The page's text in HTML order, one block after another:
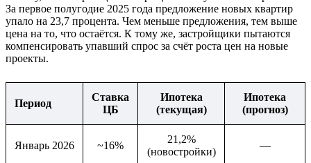
За первое полугодие 2025 года предложение новых квартир
упало на 23,7 процента. Чем меньше предложения, тем выше
цена на то, что остаётся. К тому же, застройщики пытаются
компенсировать упавший спрос за счёт роста цен на новые
проекты.
Период
Ставка
ЦБ
Ипотека
(текущая)
Ипотека
(прогноз)
Январь 2026 ~16%
21,2%
(новостройки)
—